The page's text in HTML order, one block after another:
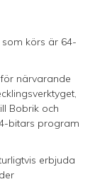
körs är 64-
närvarande
Bobrik och
bitars program
erbjuda